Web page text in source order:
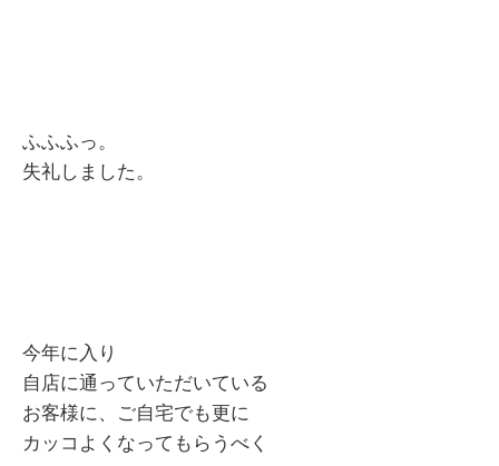
ふふふっ。
失礼しました。
今年に入り
自店に通っていただいている
お客様に、ご自宅でも更に
カッコよくなってもらうべく